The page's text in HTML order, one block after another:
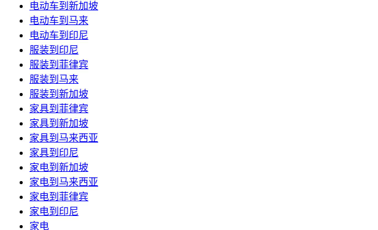
电动车到新加坡
电动车到马来
电动车到印尼
服装到印尼
服装到菲律宾
服装到马来
服装到新加坡
家具到菲律宾
家具到新加坡
家具到马来西亚
家具到印尼
家电到新加坡
家电到马来西亚
家电到菲律宾
家电到印尼
家电